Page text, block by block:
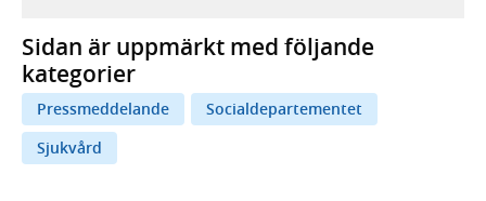
Sidan är uppmärkt med följande
kategorier
Pressmeddelande
Socialdepartementet
Sjukvård